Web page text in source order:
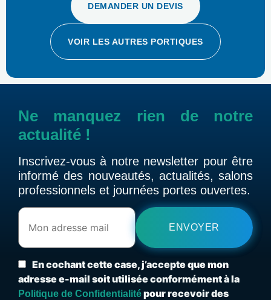
DEMANDER UN DEVIS
VOIR LES AUTRES PORTIQUES
Ne manquez rien de notre
actualité !
Inscrivez-vous à notre newsletter pour être
informé des nouveautés, actualités, salons
professionnels et journées portes ouvertes.
En cochant cette case, j’accepte que mon
adresse e-mail soit utilisée conformément à la
Politique de Confidentialitépour recevoir des